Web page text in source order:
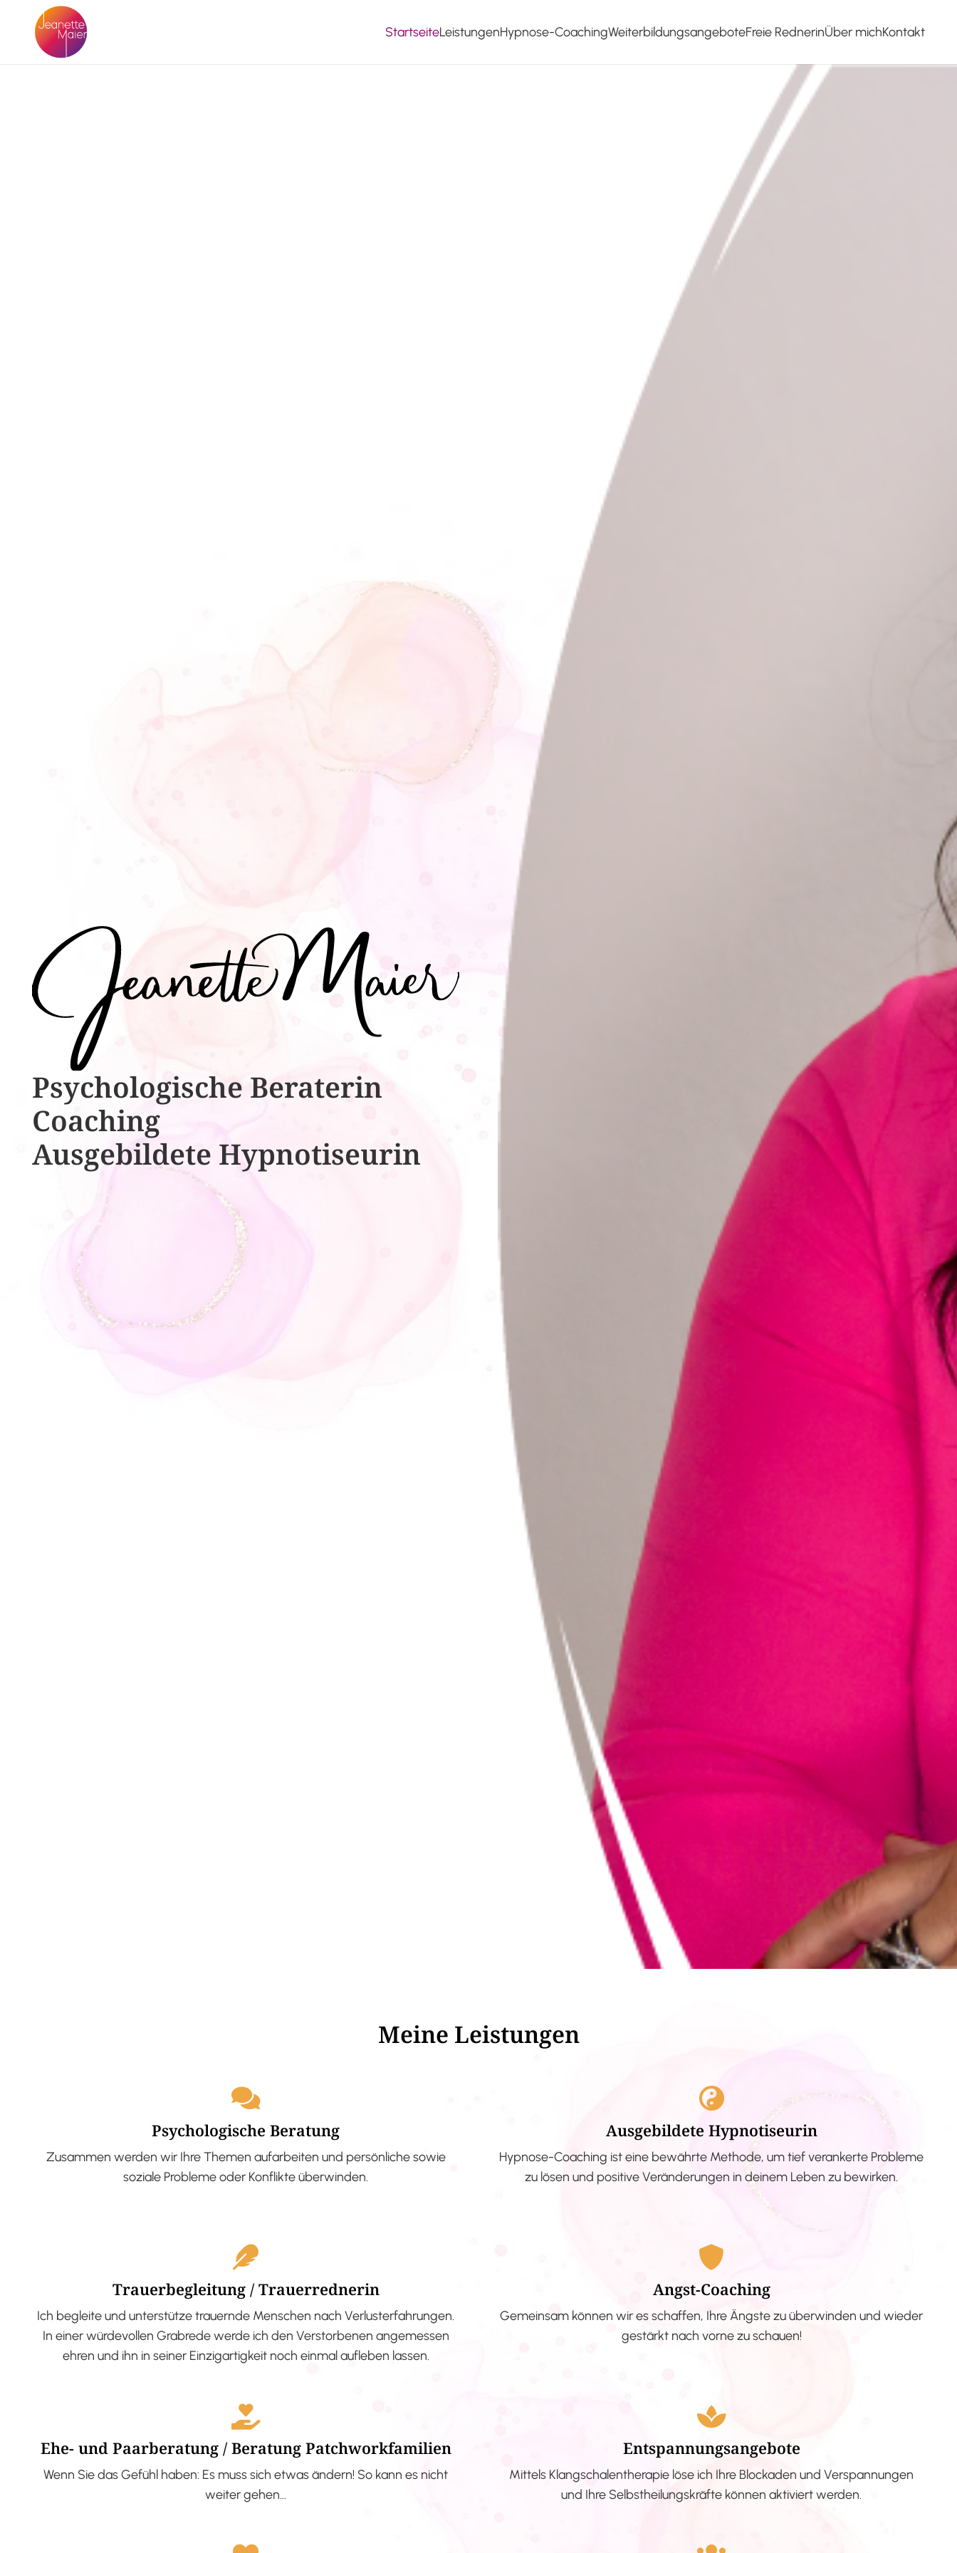
StartseiteLeistungenHypnose-CoachingWeiterbildungsangeboteFreie RednerinÜber michKontakt
Psychologische ​​Beraterin
Coaching
Ausgebildete​ ​Hypnotiseurin
Meine Leistungen
Psychologische Beratung
Zusammen werden wir Ihre Themen aufarbeiten und persönliche sowie
soziale Probleme oder Konflikte überwinden.
Ausgebildete Hypnotiseurin
Hypnose-Coaching ist eine bewährte Methode, um tief verankerte Probleme
zu lösen und positive Veränderungen in deinem Leben zu bewirken.
Trauerbegleitung / Trauerrednerin
Ich begleite und unterstütze trauernde Menschen nach Verlusterfahrungen.
In einer würdevollen Grabrede werde ich den Verstorbenen angemessen
ehren und ihn in seiner Einzigartigkeit noch einmal aufleben lassen.
Angst-Coaching
Gemeinsam können wir es schaffen, Ihre Ängste zu überwinden und wieder
gestärkt nach vorne zu schauen!
Ehe- und Paarberatung / Beratung Patchworkfamilien
Wenn Sie das Gefühl haben: Es muss sich etwas ändern! So kann es nicht
weiter gehen…
Entspannungsangebote
Mittels Klangschalentherapie löse ich Ihre Blockaden und Verspannungen
und Ihre Selbstheilungskräfte können aktiviert werden.